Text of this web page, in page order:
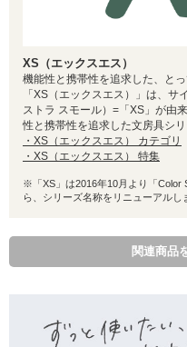
XS（エックスエス）
機能性と携帯性を追求した、と
「XS（エックスエス）」は、
ストラ スモール）=「XS」が由
性と携帯性を追求した文房具シリ
・XS（エックスエス） カテゴリ
・XS（エックスエス） 特集
※「XS」は2016年10月より「Color
ら、シリーズ名称をリニューアルし
関連商品